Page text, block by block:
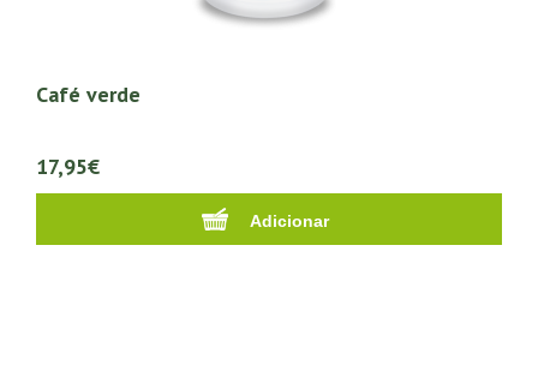
Café verde
17,95€